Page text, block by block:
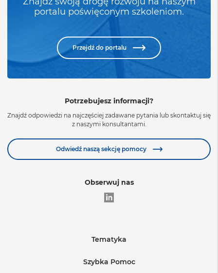
portalu poświęconym szkoleniom.
Przejdź do portalu
Potrzebujesz informacji?
Znajdź odpowiedzi na najczęściej zadawane pytania lub skontaktuj się
z naszymi konsultantami.
Odwiedź naszą sekcję pomocy
Obserwuj nas
Tematyka
Edukacja
Szybka Pomoc